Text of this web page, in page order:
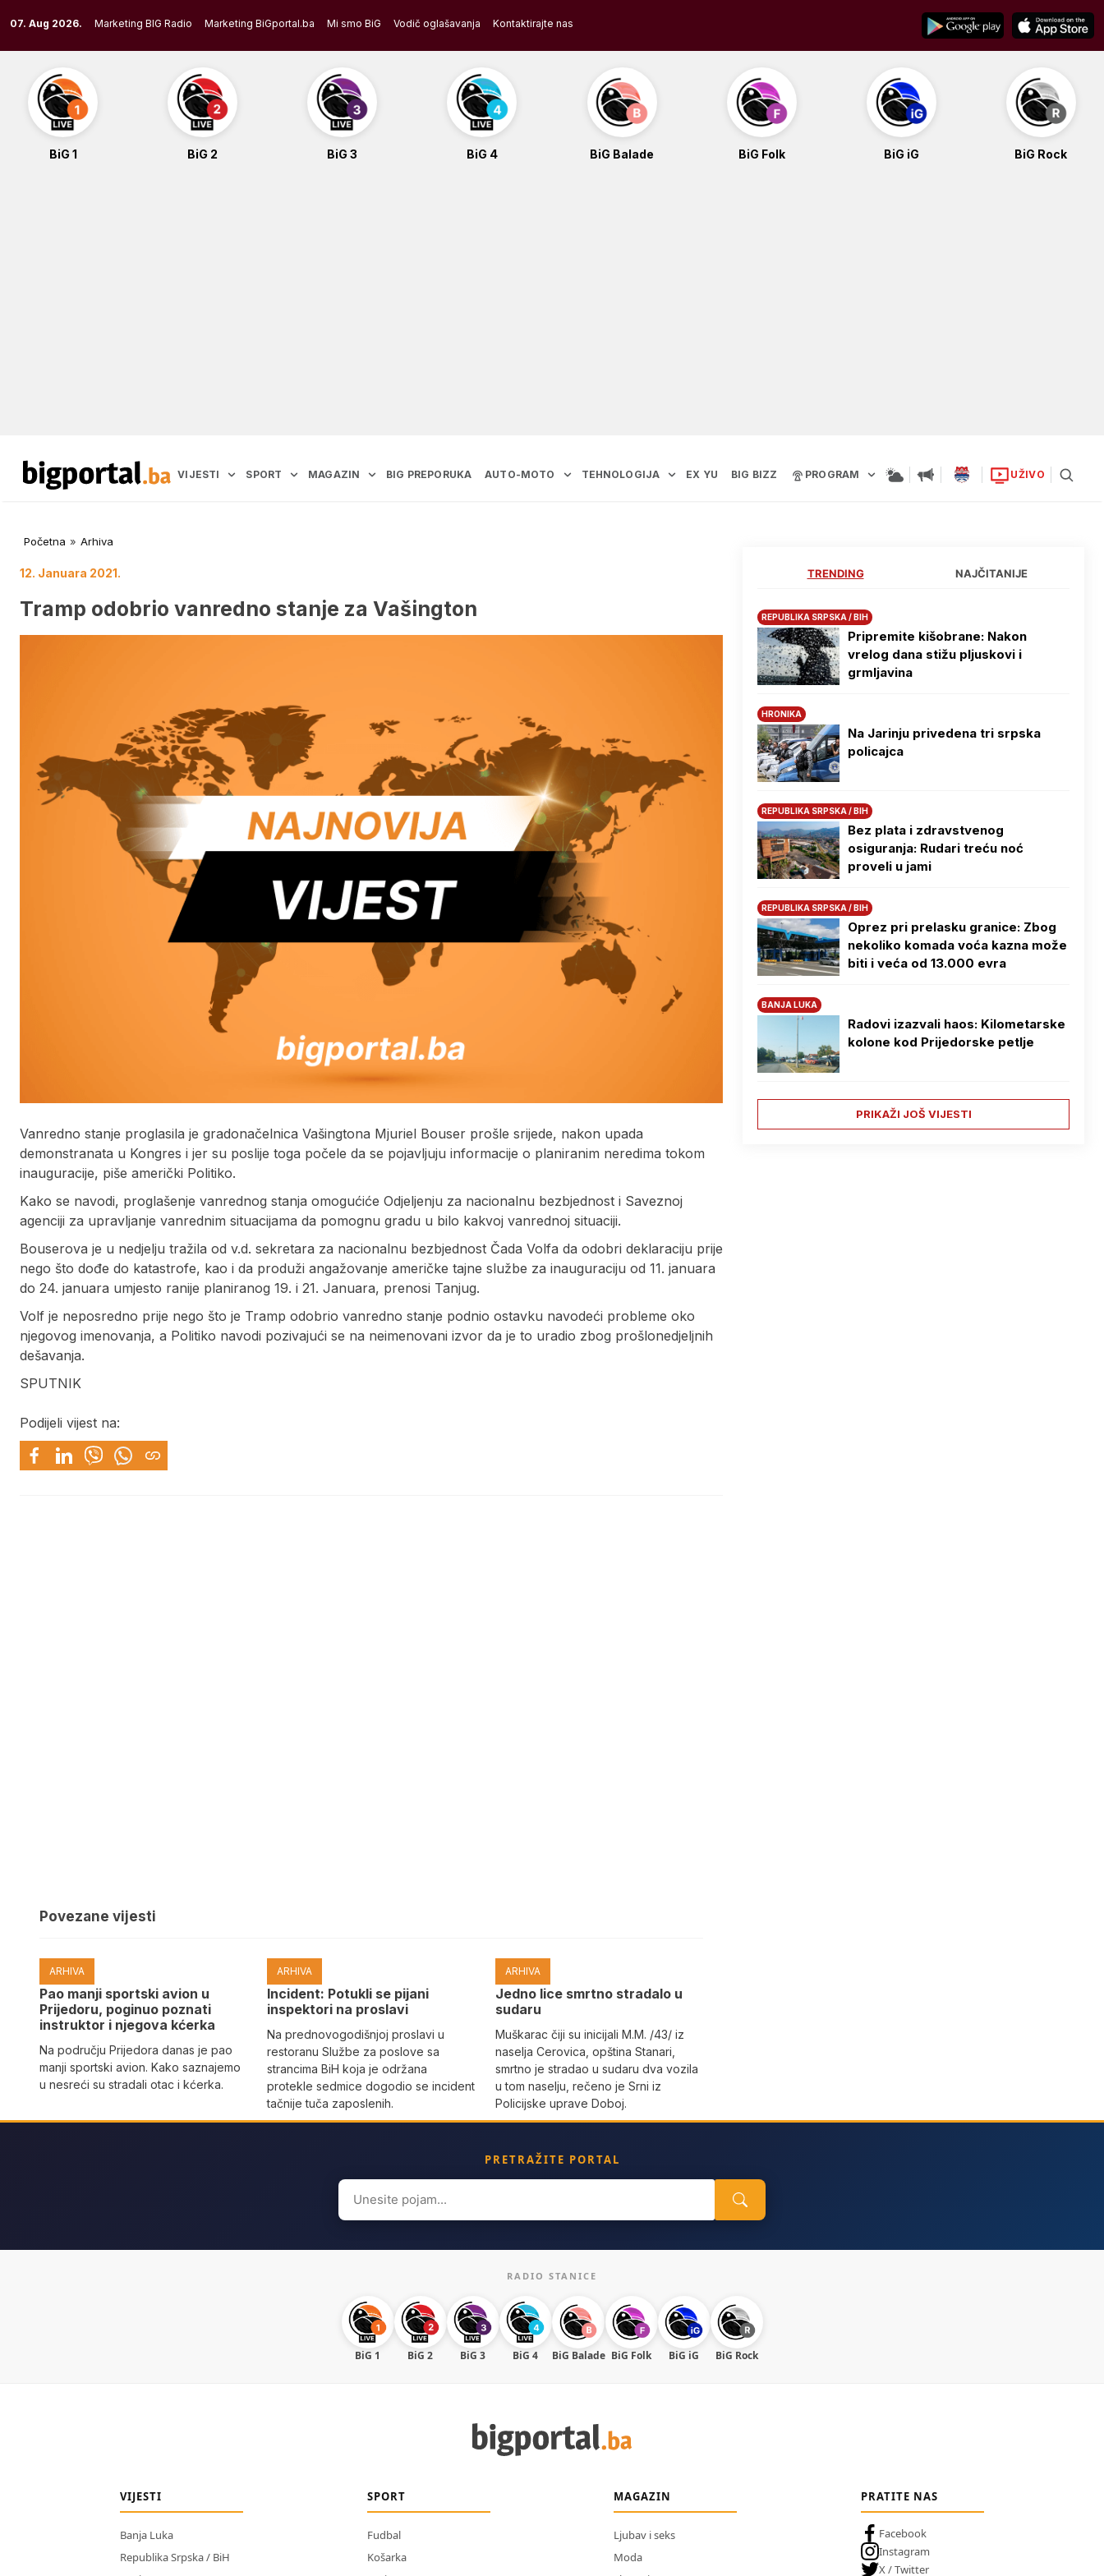
to
content
07. Aug 2026. Marketing BIG Radio Marketing BiGportal.ba Mi smo BiG Vodič oglašavanja Kontaktirajte nas
BiG 1 BiG 2 BiG 3 BiG 4 BiG Balade BiG Folk BiG iG BiG Rock
VIJESTI SPORT MAGAZIN BIG PREPORUKA AUTO-MOTO TEHNOLOGIJA EX YU BIG BIZZ PROGRAM UŽIVO
Početna » Arhiva
12. Januara 2021.
Tramp odobrio vanredno stanje za Vašington
Vanredno stanje proglasila je gradonačelnica Vašingtona Mjuriel Bouser prošle srijede, nakon upada
demonstranata u Kongres i jer su poslije toga počele da se pojavljuju informacije o planiranim neredima tokom
inauguracije, piše američki Politiko.
Kako se navodi, proglašenje vanrednog stanja omogućiće Odjeljenju za nacionalnu bezbjednost i Saveznoj
agenciji za upravljanje vanrednim situacijama da pomognu gradu u bilo kakvoj vanrednoj situaciji.
Bouserova je u nedjelju tražila od v.d. sekretara za nacionalnu bezbjednost Čada Volfa da odobri deklaraciju prije
nego što dođe do katastrofe, kao i da produži angažovanje američke tajne službe za inauguraciju od 11. januara
do 24. januara umjesto ranije planiranog 19. i 21. Јanuara, prenosi Tanjug.
Volf je neposredno prije nego što je Tramp odobrio vanredno stanje podnio ostavku navodeći probleme oko
njegovog imenovanja, a Politiko navodi pozivajući se na neimenovani izvor da je to uradio zbog prošlonedjeljnih
dešavanja.
SPUTNIK
Podijeli vijest na:
Povezane vijesti
ARHIVA
Pao manji sportski avion u
Prijedoru, poginuo poznati
instruktor i njegova kćerka
Na području Prijedora danas je pao
manji sportski avion. Kako saznajemo
u nesreći su stradali otac i kćerka.
ARHIVA
Incident: Potukli se pijani
inspektori na proslavi
Na prednovogodišnjoj proslavi u
restoranu Službe za poslove sa
strancima BiH koja je održana
protekle sedmice dogodio se incident
tačnije tuča zaposlenih.
ARHIVA
Јedno lice smrtno stradalo u
sudaru
Muškarac čiji su inicijali M.M. /43/ iz
naselja Cerovica, opština Stanari,
smrtno je stradao u sudaru dva vozila
u tom naselju, rečeno je Srni iz
Policijske uprave Doboj.
TRENDING NAJČITANIJE
REPUBLIKA SRPSKA / BIH
Pripremite kišobrane: Nakon
vrelog dana stižu pljuskovi i
grmljavina
HRONIKA
Na Јarinju privedena tri srpska
policajca
REPUBLIKA SRPSKA / BIH
Bez plata i zdravstvenog
osiguranja: Rudari treću noć
proveli u jami
REPUBLIKA SRPSKA / BIH
Oprez pri prelasku granice: Zbog
nekoliko komada voća kazna može
biti i veća od 13.000 evra
BANJA LUKA
Radovi izazvali haos: Kilometarske
kolone kod Prijedorske petlje
PRIKAŽI JOŠ VIJESTI
PRETRAŽITE PORTAL
Search
for:
RADIO STANICE
BiG 1 BiG 2 BiG 3 BiG 4 BiG Balade BiG Folk BiG iG BiG Rock
VIJESTI
Banja Luka
Republika Srpska / BiH
SPORT
Fudbal
Košarka
MAGAZIN
Ljubav i seks
Moda
PRATITE NAS
Facebook
Instagram
X / Twitter